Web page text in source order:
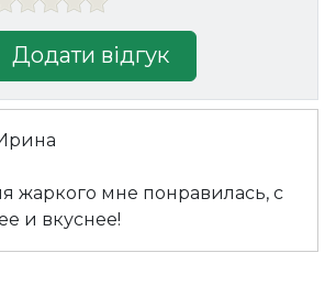
Додати відгук
жаркого мне понравилась, с
и вкуснее!